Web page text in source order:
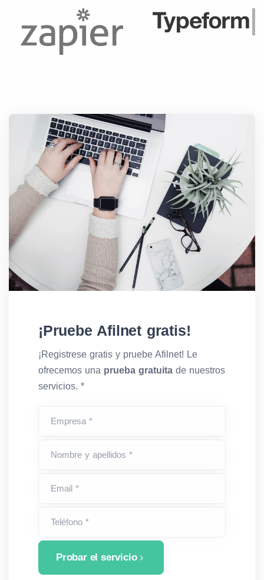
¡Pruebe Afilnet gratis!
¡Registrese gratis y pruebe Afilnet! Le
ofrecemos una prueba gratuita de nuestros
servicios. *
Empresa *
Nombre y apellidos *
Email *
Teléfono *
Probar el servicio